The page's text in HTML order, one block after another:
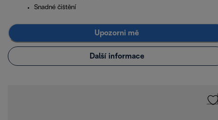
Snadné čištění
Upozorni mě
Další informace